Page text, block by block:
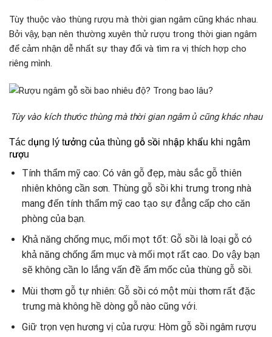
Tùy thuộc vào thùng rượu mà thời gian ngâm cũng khác nhau.
Bởi vậy, bạn nên thường xuyên thử rượu trong thời gian ngâm
để cảm nhận dễ nhất sự thay đổi và tìm ra vị thích hợp cho
riêng mình.
Tùy vào kích thước thùng mà thời gian ngâm ủ cũng khác nhau
Tác dụng lý tưởng của thùng gỗ sồi nhập khẩu khi ngâm
rượu
Tính thẩm mỹ cao: Có vân gỗ đẹp, màu sắc gỗ thiên
nhiên không cần sơn. Thùng gỗ sồi khi trưng trong nhà
mang đến tính thẩm mỹ cao tạo sự đẳng cấp cho căn
phòng của bạn.
Khả năng chống mục, mối mọt tốt: Gỗ sồi là loại gỗ có
khả năng chống ẩm mục và mối mọt rất cao. Do vậy bạn
sẽ không cần lo lắng vấn đề ẩm mốc của thùng gỗ sồi.
Mùi thơm gỗ tự nhiên: Gỗ sồi có một mùi thơm rất đặc
trưng mà không hề dòng gỗ nào cũng với.
Giữ trọn vẹn hương vị của rượu: Hòm gỗ sồi ngâm rượu